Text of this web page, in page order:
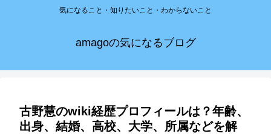
気になること・知りたいこと・わからないこと
amagoの気になるブログ
古野慧のwiki経歴プロフィールは？年齢、
出身、結婚、高校、大学、所属などを解